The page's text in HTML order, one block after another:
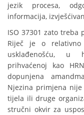
jezik procesa,
informacija,
ISO 37301 zato
Riječ je o
usklađenošću, u
prihvaćenoj kao
dopunjena
Njezina primjena nije
tijela ili druge
stručni okvir za